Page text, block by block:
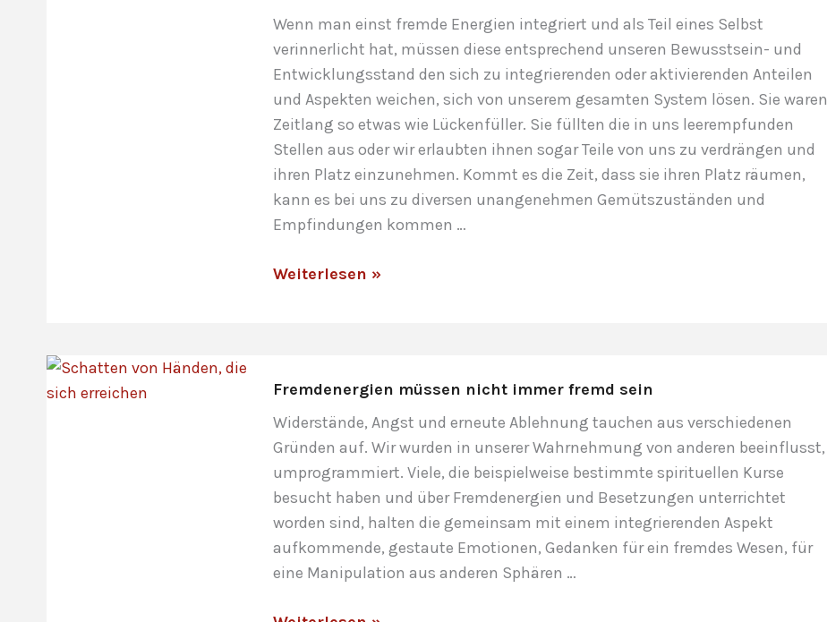
Wenn man einst fremde Energien integriert und als Teil eines Selbst
verinnerlicht hat, müssen diese entsprechend unseren Bewusstsein- und
Entwicklungsstand den sich zu integrierenden oder aktivierenden Anteilen
und Aspekten weichen, sich von unserem gesamten System lösen. Sie waren
Zeitlang so etwas wie Lückenfüller. Sie füllten die in uns leerempfunden
Stellen aus oder wir erlaubten ihnen sogar Teile von uns zu verdrängen und
ihren Platz einzunehmen. Kommt es die Zeit, dass sie ihren Platz räumen,
kann es bei uns zu diversen unangenehmen Gemütszuständen und
Empfindungen kommen …
Durch
gehen
Weiterlesen »
Fremdenergien müssen nicht immer fremd sein
Widerstände, Angst und erneute Ablehnung tauchen aus verschiedenen
Gründen auf. Wir wurden in unserer Wahrnehmung von anderen beeinflusst,
umprogrammiert. Viele, die beispielweise bestimmte spirituellen Kurse
besucht haben und über Fremdenergien und Besetzungen unterrichtet
worden sind, halten die gemeinsam mit einem integrierenden Aspekt
aufkommende, gestaute Emotionen, Gedanken für ein fremdes Wesen, für
eine Manipulation aus anderen Sphären …